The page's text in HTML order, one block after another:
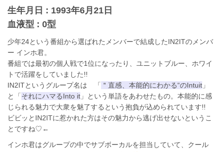
生年月日 : 1993年6月21日
血液型 : 0型
少年24という番組から選ばれたメンバーで結成したIN2ITのメンバ
ー インホ君。
番組では最初の個人戦で1位になったり、ユニットブルー、ホワイ
トで活躍をしていました!!
IN2ITというグループ名は 「
＂直感、本能的にわかる“のIntuit 」
と「 それにハマるInto it 」という単語をあわせたもの。本能的に感
じられる魅力で大衆を魅了するという抱負が込められています!!
ビビッとIN2ITに惹かれた方はその魅力から逃げ出せないというこ
とですね♡←
インホ君はグループの中でサブボーカルを担当していて、クール